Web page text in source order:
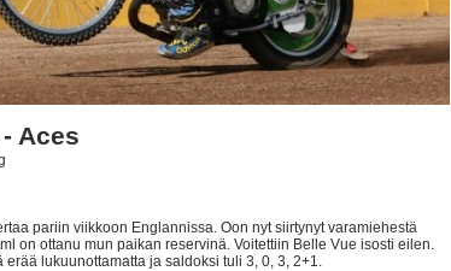
Aces
pariin viikkoon Englannissa. Oon nyt siirtynyt varamiehestä
on ottanu mun paikan reservinä. Voitettiin Belle Vue isosti eilen.
erää lukuunottamatta ja saldoksi tuli 3, 0, 3, 2+1.